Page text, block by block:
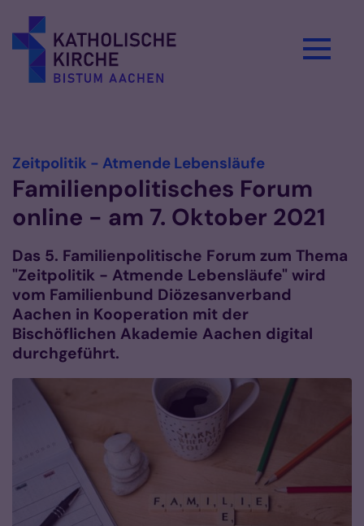
Zeitpolitik - Atmende Lebensläufe:
Familienpolitisches Forum
online - am 7. Oktober 2021
Das 5. Familienpolitische Forum zum Thema
"Zeitpolitik - Atmende Lebensläufe" wird
vom Familienbund Diözesanverband
Aachen in Kooperation mit der
Bischöflichen Akademie Aachen digital
durchgeführt.